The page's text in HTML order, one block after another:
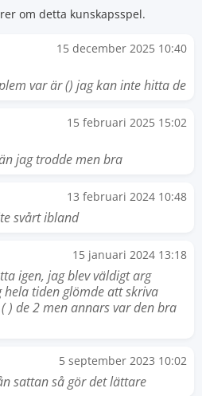
om detta kunskapsspel.
15 december 2025 10:40
var är () jag kan inte hitta de
15 februari 2025 15:02
jag trodde men bra
13 februari 2024 10:48
svårt ibland
15 januari 2024 13:18
igen, jag blev väldigt arg
tiden glömde att skriva
) de 2 men annars var den bra
5 september 2023 10:02
sattan så gör det lättare